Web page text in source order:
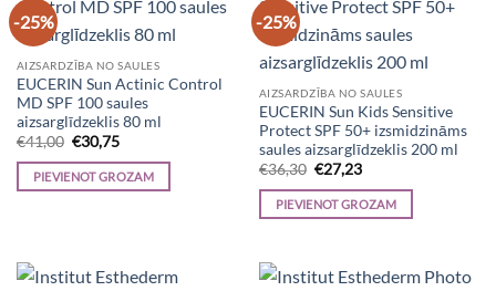
-25%
AIZSARDZĪBA NO SAULES
EUCERIN Sun Actinic Control
MD SPF 100 saules
aizsarglīdzeklis 80 ml
€41,00 Original
price
was:
€41,00.
€30,75Current
is:
€30,75.
PIEVIENOT GROZAM
-25%
AIZSARDZĪBA NO SAULES
EUCERIN Sun Kids Sensitive
Protect SPF 50+ izsmidzināms
saules aizsarglīdzeklis 200 ml
€36,30 Original
price
was:
€36,30.
€27,23Current
is:
€27,23.
PIEVIENOT GROZAM